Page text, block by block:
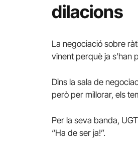
dilacions
La negociació sobre
vinent perquè ja s’han
Dins la sala de
però per millorar, els
Per la seva banda,
“Ha de ser ja!”.